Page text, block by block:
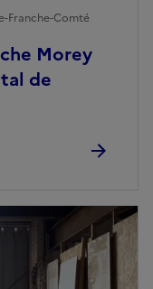
Morey
de
Franche-Comté